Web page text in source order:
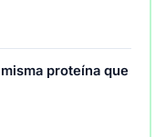
proteína que